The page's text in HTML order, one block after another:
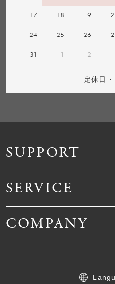
SUPPORT
SERVICE
COMPANY
17 18 19
24 25 26
31 1 2
定休日